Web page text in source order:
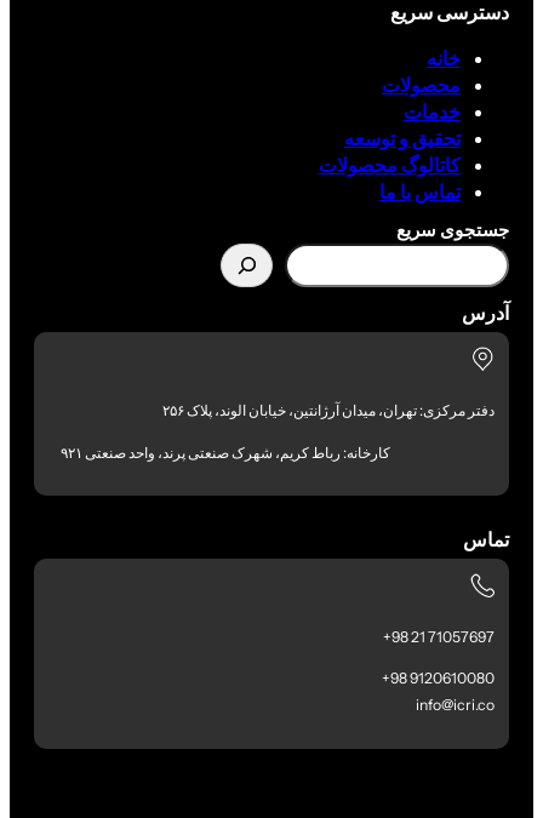
دسترسی سریع
خانه
محصولات
خدمات
تحقیق و توسعه
کاتالوگ محصولات
تماس با ما
جستجوی سریع
آدرس
دفتر مرکزی: تهران، میدان آرژانتین، خیابان الوند، پلاک ۲۵۶
کارخانه: رباط کریم، شهرک صنعتی پرند، واحد صنعتی ۹۲۱
تماس
71057697 21 98+
9120610080 98+
info@icri.co